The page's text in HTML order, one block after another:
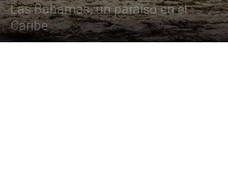
Las Bahamas, un paraíso en el
Caribe